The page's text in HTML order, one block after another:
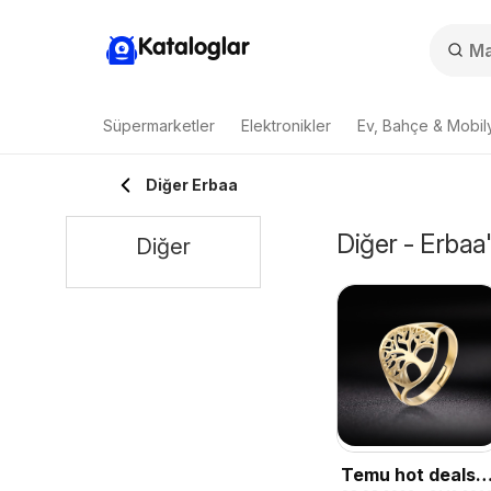
Kataloglar
Süpermarketler Elektronikler Ev, Bahçe &
Diğer Erbaa
Diğer -
Temu hot deals –
Diğer